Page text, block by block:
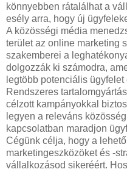
könnyebben rátalálhat a
esély arra, hogy új
A közösségi média
terület az online marketing
szakemberei a
dolgozzák ki számodra,
legtöbb potenciális
Rendszeres
célzott kampányokkal
legyen a releváns
kapcsolatban maradjon
Cégünk célja, hogy a
marketingeszközöket és -
vállalkozásod sikeréért.